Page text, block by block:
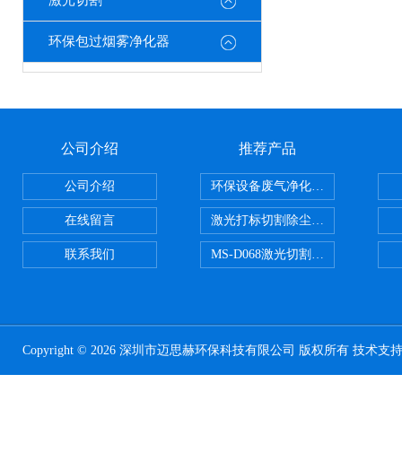
环保包过烟雾净化器
公司介绍
公司介绍
在线留言
联系我们
推荐产品
环保设备废气净化处理设备
激光打标切割除尘设备
MS-D068激光切割亚克力烟雾净化
Copyright © 2026 深圳市迈思赫环保科技有限公司 版权所有 技术支